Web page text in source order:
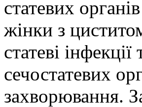
статевих
жінки з
статеві
сечостатевих
захворювання.